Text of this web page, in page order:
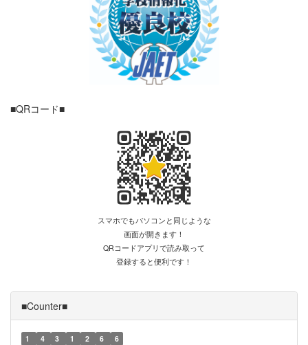
■QRコード■
スマホでもパソコンと同じような
画面が開きます！
QRコードアプリで読み取って
登録すると便利です！
■Counter■
1 4 3 1 2 6 6